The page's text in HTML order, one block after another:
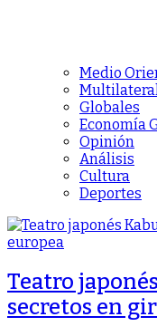
Medio
Globales
Economía
Opinión
Análisis
Cultura
Deportes
Teatro
secretos en